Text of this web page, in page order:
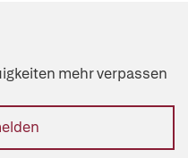
mehr verpassen